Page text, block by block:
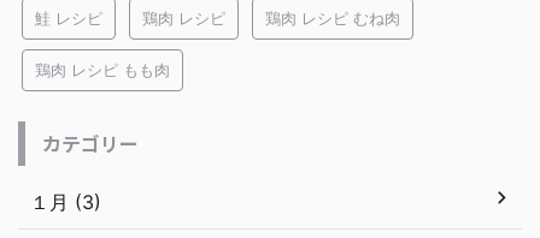
鮭 レシピ 鶏肉 レシピ 鶏肉 レシピ むね肉
鶏肉 レシピ もも肉
カテゴリー
１月 (3)